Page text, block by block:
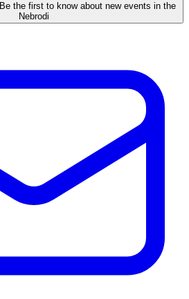
Be the first to know about new events in the
Nebrodi